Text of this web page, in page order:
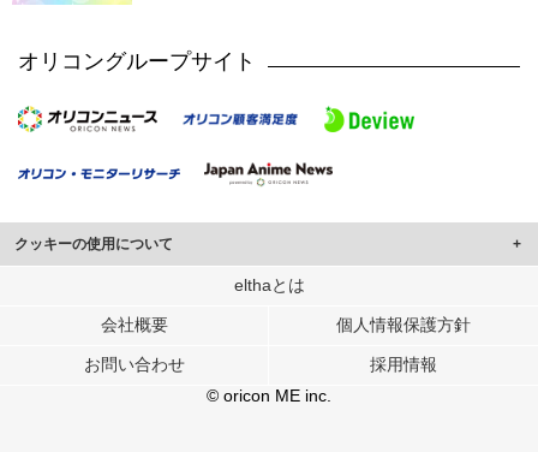
オリコングループサイト
クッキーの使用について
このサイトでは Cookie を使用して、ユーザーに合わせたコンテンツや広告の
行っています。
メディアや広告配信、データ解析の各パートナーに提供しています。
各パートナーは、この情報とユーザーが各パートナーに提供した他の情報や、
ユーザーが各パートナーのサービスを使用したときに収集した他の情報を組み
elthaとは
会社概要 個人情報保護方針
お問い合わせ
採用情報
© oricon ME inc.